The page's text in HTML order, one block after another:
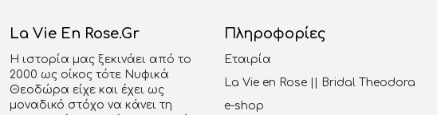
La Vie En Rose.gr
Η ιστορία μας ξεκινάει από το
2000 ως οίκος τότε Νυφικά
Θεοδώρα είχε και έχει ως
μοναδικό στόχο να κάνει τη
Πληροφορίες
Εταιρία
La Vie en Rose || Bridal Theodora
e-shop